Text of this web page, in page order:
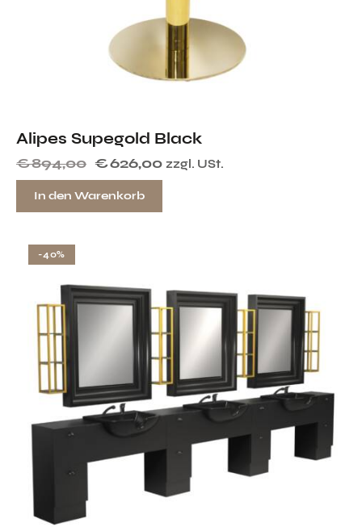
Alipes Supegold Black
€894,00 €626,00 zzgl. USt.
In den Warenkorb
-40%